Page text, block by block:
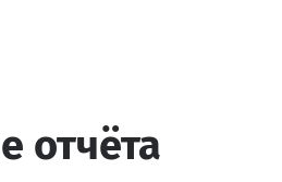
отчёта